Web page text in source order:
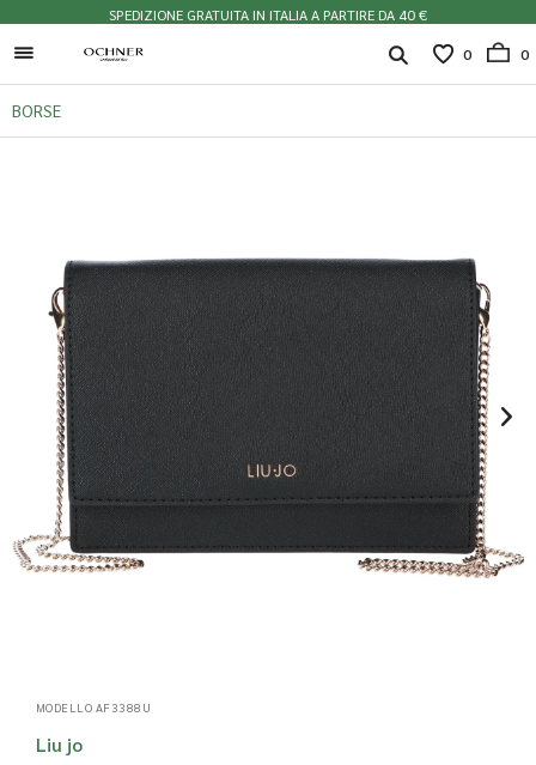
SPEDIZIONE GRATUITA IN ITALIA A PARTIRE DA 40 €
0 0
BORSE
MODELLO AF3388U
Liu jo